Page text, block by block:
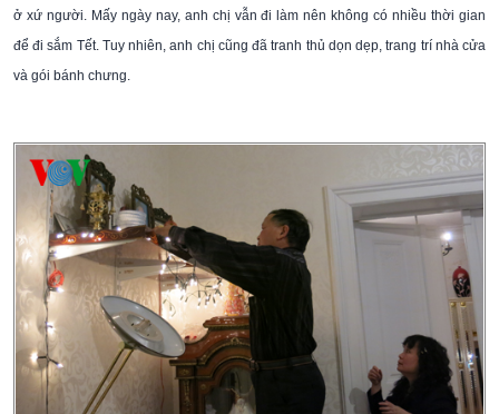
ở xứ người. Mấy ngày nay, anh chị vẫn đi làm nên không có nhiều thời gian
để đi sắm Tết. Tuy nhiên, anh chị cũng đã tranh thủ dọn dẹp, trang trí nhà cửa
và gói bánh chưng.